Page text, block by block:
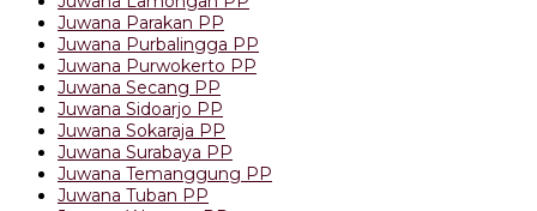
Juwana Parakan PP
Juwana Purbalingga PP
Juwana Purwokerto PP
Juwana Secang PP
Juwana Sidoarjo PP
Juwana Sokaraja PP
Juwana Surabaya PP
Juwana Temanggung PP
Juwana Tuban PP